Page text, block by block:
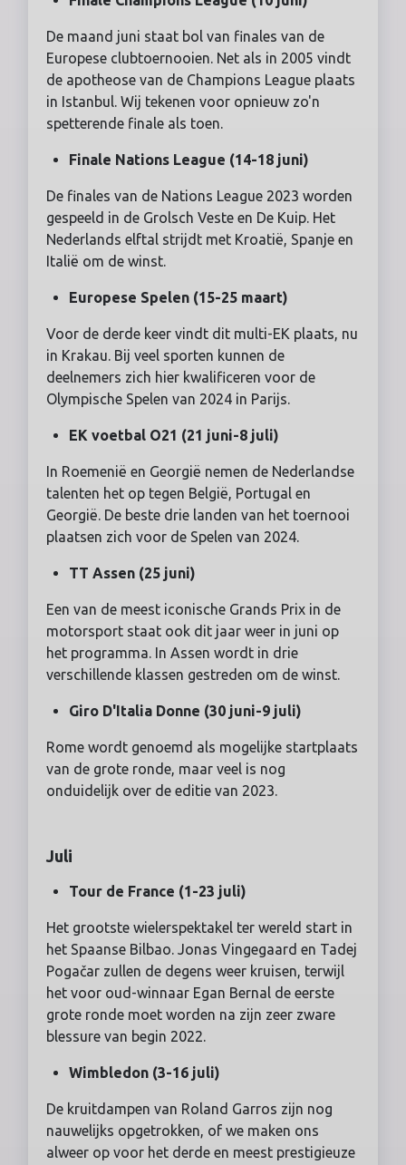
De maand juni staat bol van finales van de
Europese clubtoernooien. Net als in 2005 vindt
de apotheose van de Champions League plaats
in Istanbul. Wij tekenen voor opnieuw zo'n
spetterende finale als toen.
Finale Nations League (14-18 juni)
De finales van de Nations League 2023 worden
gespeeld in de Grolsch Veste en De Kuip. Het
Nederlands elftal strijdt met Kroatië, Spanje en
Italië om de winst.
Europese Spelen (15-25 maart)
Voor de derde keer vindt dit multi-EK plaats, nu
in Krakau. Bij veel sporten kunnen de
deelnemers zich hier kwalificeren voor de
Olympische Spelen van 2024 in Parijs.
EK voetbal O21 (21 juni-8 juli)
In Roemenië en Georgië nemen de Nederlandse
talenten het op tegen België, Portugal en
Georgië. De beste drie landen van het toernooi
plaatsen zich voor de Spelen van 2024.
TT Assen (25 juni)
Een van de meest iconische Grands Prix in de
motorsport staat ook dit jaar weer in juni op
het programma. In Assen wordt in drie
verschillende klassen gestreden om de winst.
Giro D'Italia Donne (30 juni-9 juli)
Rome wordt genoemd als mogelijke startplaats
van de grote ronde, maar veel is nog
onduidelijk over de editie van 2023.
Juli
Tour de France (1-23 juli)
Het grootste wielerspektakel ter wereld start in
het Spaanse Bilbao. Jonas Vingegaard en Tadej
Pogačar zullen de degens weer kruisen, terwijl
het voor oud-winnaar Egan Bernal de eerste
grote ronde moet worden na zijn zeer zware
blessure van begin 2022.
Wimbledon (3-16 juli)
De kruitdampen van Roland Garros zijn nog
nauwelijks opgetrokken, of we maken ons
alweer op voor het derde en meest prestigieuze